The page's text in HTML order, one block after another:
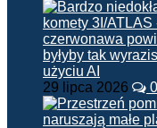
29 lipca 2026 0